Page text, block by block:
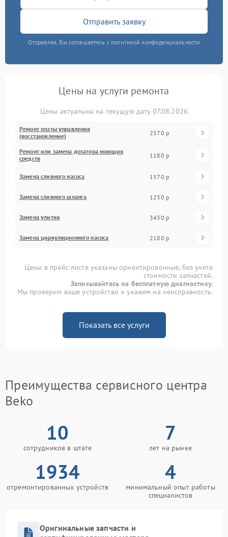
Отправить заявку
Отправляя, Вы соглашаетесь с политикой конфиденциальности
Цены на услуги ремонта
Цены актуальны на текущую дату 07.08.2026
Ремонт платы управления
(восстановление)
2570 р
Ремонт или замена дозатора моющих
средств
1180 р
Замена сливного насоса 1570 р
Замена сливного шланга 1230 р
Замена улитки 3430 р
Замена циркуляционного насоса 2180 р
Цены в прайс-листе указаны ориентировочные, без учета
стоимости запчастей.
Записывайтесь на бесплатную диагностику.
Мы проверим ваше устройство и укажем на неисправность.
Показать все услуги
Преимущества сервисного центра
Beko
10
сотрудников в штате
7
лет на рынке
1934
отремонтированных устройств
4
минимальный опыт работы
специалистов
Оригинальные запчасти и